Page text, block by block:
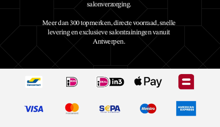
salonverzorging.
Meer dan 300 topmerken, directe voorraad, snelle
levering en exclusieve salontrainingen vanuit
Antwerpen.